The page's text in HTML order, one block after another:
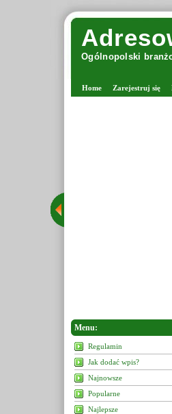
Ogólnopolski
Home Zarejestruj się
Menu:
Regulamin
Jak dodać wpis?
Najnowsze
Popularne
Najlepsze